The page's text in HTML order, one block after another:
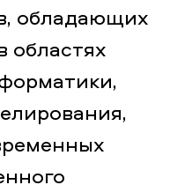
обладающих
областях